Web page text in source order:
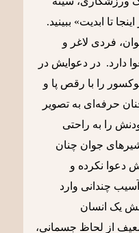
تا ابدیت» ببینید.
فردی لاغر و
دارد. در دعوایش در
را با رقص پا و
حرفه‌ای به تصویر
را به راحتی
جوان چنان
دعوا نکرده و
چندانی وارد
یک انسان
از لحاظ جسمانی،